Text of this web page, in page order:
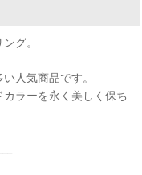
グ。
人気商品です。
ラーを永く美しく保ち